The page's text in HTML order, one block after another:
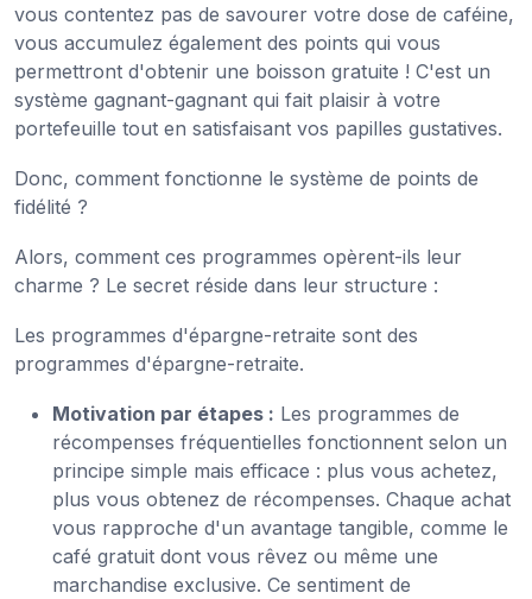
vous contentez pas de savourer votre dose de caféine,
vous accumulez également des points qui vous
permettront d'obtenir une boisson gratuite ! C'est un
système gagnant-gagnant qui fait plaisir à votre
portefeuille tout en satisfaisant vos papilles gustatives.
Donc, comment fonctionne le système de points de
fidélité ?
Alors, comment ces programmes opèrent-ils leur
charme ? Le secret réside dans leur structure :
Les programmes d'épargne-retraite sont des
programmes d'épargne-retraite.
Motivation par étapes : Les programmes de
récompenses fréquentielles fonctionnent selon un
principe simple mais efficace : plus vous achetez,
plus vous obtenez de récompenses. Chaque achat
vous rapproche d'un avantage tangible, comme le
café gratuit dont vous rêvez ou même une
marchandise exclusive. Ce sentiment de